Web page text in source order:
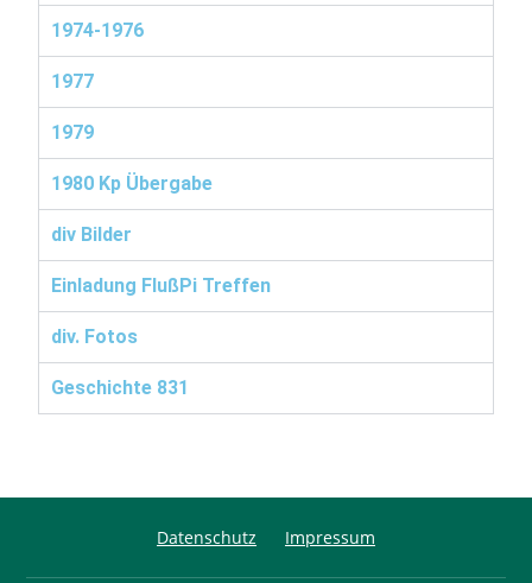
1974-1976
1977
1979
1980 Kp Übergabe
div Bilder
Einladung FlußPi Treffen
div. Fotos
Geschichte 831
Datenschutz Impressum